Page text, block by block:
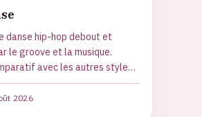
danse hip-hop debout et
le groove et la musique.
avec les autres styles
s'y mettre sans niveau.
2026